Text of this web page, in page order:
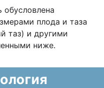
плода и таза
таз) и другими
ниже.